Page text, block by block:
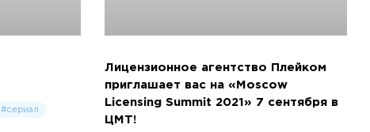
#сериал
Лицензионное агентство Плейком
приглашает вас на «Moscow
Licensing Summit 2021» 7 сентября в
ЦМТ!